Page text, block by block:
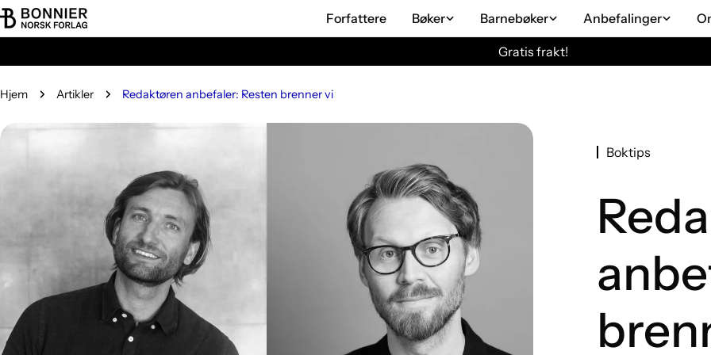
Hopp
til
Forfattere Bøker Barnebøker Anbefalinger
Gratis frakt!
Hjem Artikler Redaktøren anbefaler: Resten brenner vi
Boktips